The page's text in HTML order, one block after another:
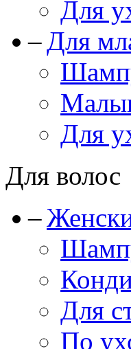
Для
Для
Для
Для волос
Для
По